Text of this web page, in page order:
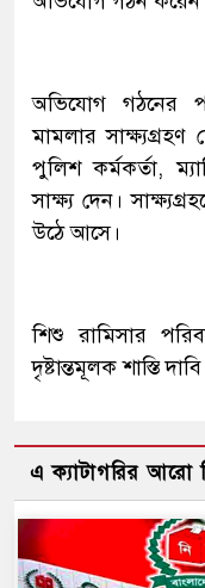
অভিযোগ গঠনের
মামলার
পুলিশ কর্মকর্তা,
সাক্ষ্য দেন।
উঠে আসে।
শিশু রামিসার
দৃষ্টান্তমূলক শাস্তি
এ ক্যাটাগরির আরো